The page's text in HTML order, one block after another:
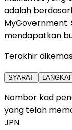
adalah
MyGovernment.
mendapatkan
Terakhir
SYARAT
Nombor kad
yang telah
JPN